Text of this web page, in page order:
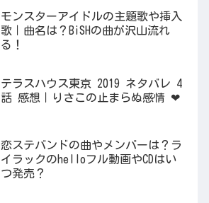
モンスターアイドルの主題歌や挿入
歌｜曲名は？BiSHの曲が沢山流れ
る！
テラスハウス東京 2019 ネタバレ 4
話 感想｜りさこの止まらぬ感情 ❤︎
恋ステバンドの曲やメンバーは？ラ
イラックのhelloフル動画やCDはい
つ発売？